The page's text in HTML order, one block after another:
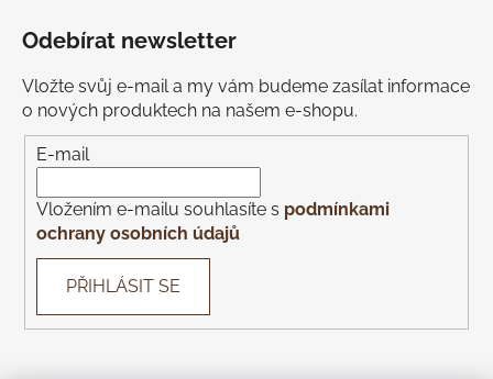
Odebírat newsletter
Vložte svůj e-mail a my vám budeme zasílat informace
o nových produktech na našem e-shopu.
E-mail
Vložením e-mailu souhlasíte s podmínkami
ochrany osobních údajů
PŘIHLÁSIT SE